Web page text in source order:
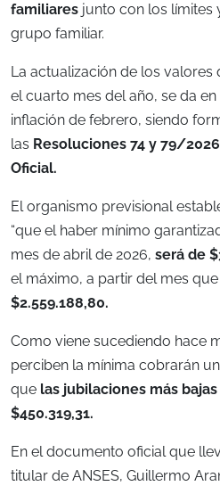
familiares junto con los límites
grupo familiar.
La actualización de los valores
el cuarto mes del año, se da
inflación de febrero, siendo
las Resoluciones 74 y 79/2026
Oficial.
El organismo previsional
“que el haber mínimo
mes de abril de 2026, será de
el máximo, a partir del mes que
$2.559.188,80.
Como viene sucediendo hace
perciben la mínima cobrarán
que las jubilaciones más
$450.319,31.
En el documento oficial que
titular de ANSES, Guillermo